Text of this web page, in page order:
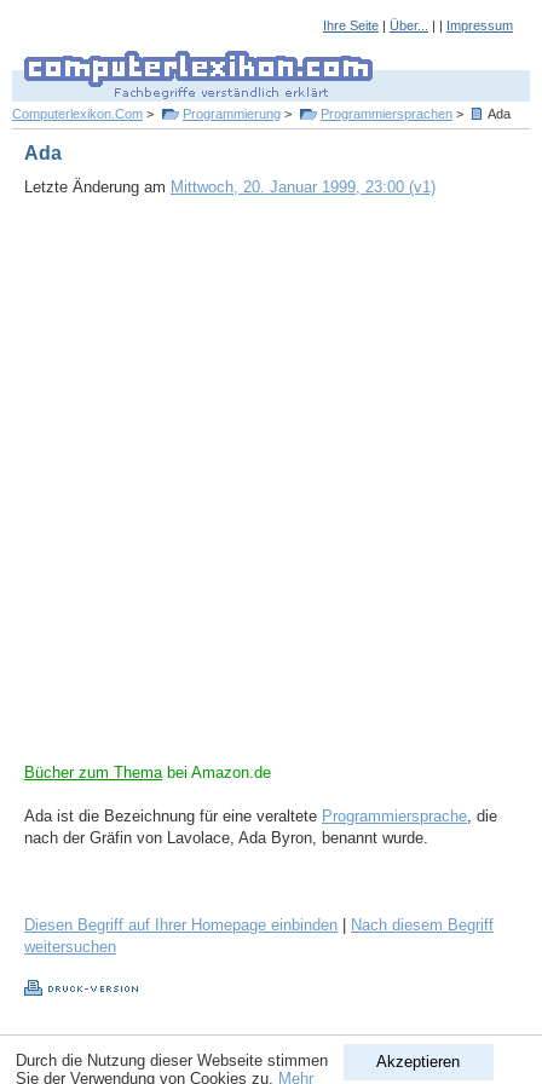
Ihre Seite | Über... | | Impressum
Computerlexikon.Com > Programmierung > Programmiersprachen > Ada
Ada
Letzte Änderung am Mittwoch, 20. Januar 1999, 23:00 (v1)
Bücher zum Themabei Amazon.de
Ada ist die Bezeichnung für eine veraltete Programmiersprache, die
nach der Gräfin von Lavolace, Ada Byron, benannt wurde.
Diesen Begriff auf Ihrer Homepage einbinden
Nach diesem Begriff
weitersuchen
Akzeptieren
Durch die Nutzung dieser Webseite stimmen
Sie der Verwendung von Cookies zu. Mehr
Copyright © 1998-2026ComputerLexikon.Com| All rights reserved.